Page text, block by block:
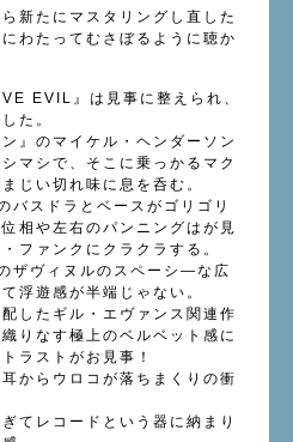
新たにマスタリングし直した
わたってむさぼるように聴か
EVIL』は見事に整えられ、
た。
』のマイケル・ヘンダーソン
マシで、そこに乗っかるマク
じい切れ味に息を呑む。
スドラとベースがゴリゴリ
相や左右のパンニングはが見
ファンクにクラクラする。
ザヴィヌルのスペーシ―な広
浮遊感が半端じゃない。
したギル・エヴァンス関連作
りなす極上のベルベット感に
ラストがお見事！
からウロコが落ちまくりの衝
てレコードという器に納まり